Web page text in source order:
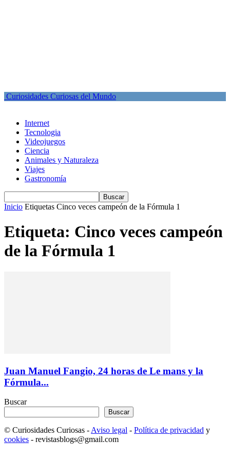
Curiosidades Curiosas del Mundo
Internet
Tecnologia
Videojuegos
Ciencia
Animales y Naturaleza
Viajes
Gastronomía
Inicio Etiquetas Cinco veces campeón de la Fórmula 1
Etiqueta: Cinco veces campeón
de la Fórmula 1
Juan Manuel Fangio, 24 horas de Le mans y la
Fórmula...
Buscar
Buscar
© Curiosidades Curiosas - Aviso legal - Política de privacidad y
cookies - revistasblogs@gmail.com